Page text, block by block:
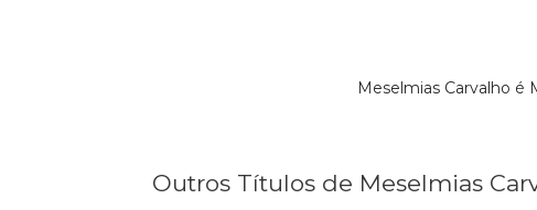
Meselmias Carvalho é
Outros Títulos de Meselmias